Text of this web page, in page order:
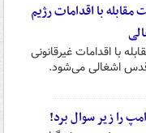
با اقدامات رژیم
با اقدامات غیرقانونی
اشغالی می‌شود.
را زیر سوال برد!